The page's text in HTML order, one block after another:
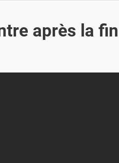
après la